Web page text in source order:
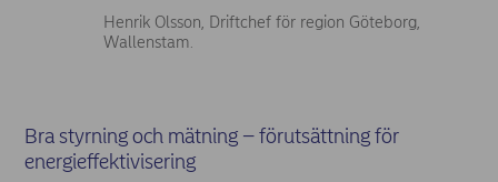
Henrik Olsson, Driftchef för region Göteborg,
Wallenstam.
Bra styrning och mätning – förutsättning för
energieffektivisering